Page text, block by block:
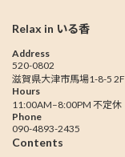
Relax in いる香
Address
520-0802
滋賀県大津市馬場1-8-5 2F
Hours
11:00AM–8:00PM 不定休
Phone
090-4893-2435
Contents